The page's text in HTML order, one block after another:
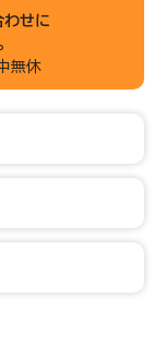
わせに
無休